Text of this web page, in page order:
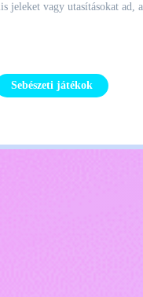
vagy utasításokat ad,
Sebészeti játékok